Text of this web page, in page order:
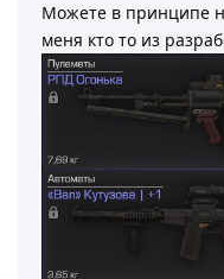
Можете в принципе
меня кто то из